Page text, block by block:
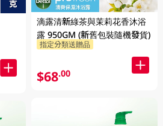
滴露清新綠茶與茉莉花香沐浴
露 950GM (新舊包裝隨機發貨)
指定分類送贈品
$68.00